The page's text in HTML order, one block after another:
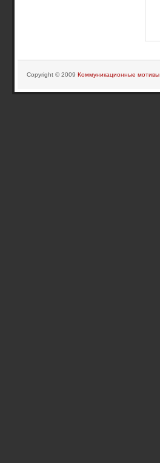
Copyright © 2009 Коммуникационные мотивы